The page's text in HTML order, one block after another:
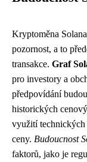
Kryptoměna
pozornost, a to
transakce. Graf
pro investory a
předpovídání
historických
využití
ceny. Budoucnost
faktorů, jako je